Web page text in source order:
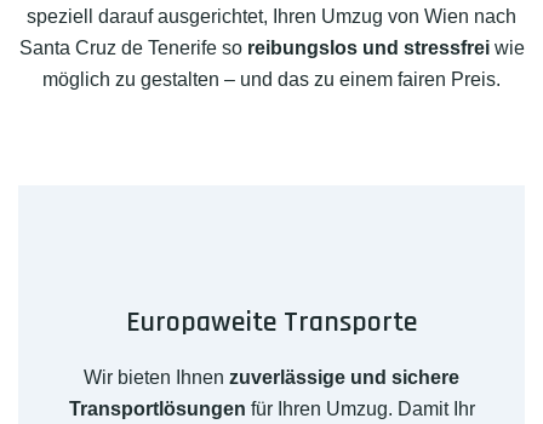
speziell darauf ausgerichtet, Ihren Umzug von Wien nach
Santa Cruz de Tenerife so reibungslos und stressfreiwie
möglich zu gestalten – und das zu einem fairen Preis.
Europaweite Transporte
Wir bieten Ihnen zuverlässige und sichere
Transportlösungen für Ihren Umzug. Damit Ihr